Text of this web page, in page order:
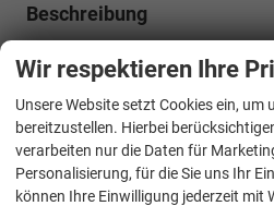
Beschreibung
V0K5
Ausstattungsvariante Lite kurzer
Ladestation (Mode 3),
Highlights: Sport Edition Paket:
Fahrzeugseite, Fahrzeugheck und
Fahrzeug 8-fach-bereift,
Wir respektieren Ihre
Unsere Website setzt Cookies ein, um
bereitzustellen. Hierbei
verarbeiten nur die Daten für
Personalisierung, für die Sie uns Ihr
können Ihre Einwilligung jederzeit mit